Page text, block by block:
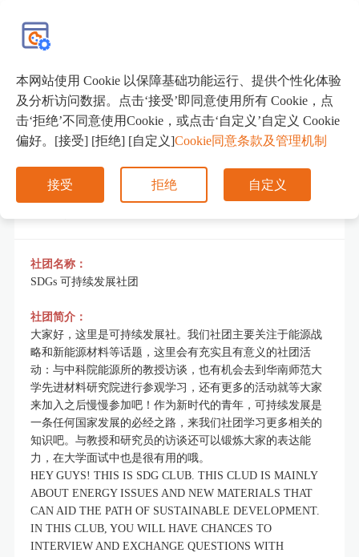
SDGs 可持续发展社团
社团名称：
SDGs 可持续发展社团
社团简介：
大家好，这里是可持续发展社。我们社团主要关注于能源战
略和新能源材料等话题，这里会有充实且有意义的社团活
动：与中科院能源所的教授访谈，也有机会去到华南师范大
学先进材料研究院进行参观学习，还有更多的活动就等大家
来加入之后慢慢参加吧！作为新时代的青年，可持续发展是
一条任何国家发展的必经之路，来我们社团学习更多相关的
知识吧。与教授和研究员的访谈还可以锻炼大家的表达能
力，在大学面试中也是很有用的哦。
HEY GUYS! THIS IS SDG CLUB. THIS CLUD IS MAINLY
ABOUT ENERGY ISSUES AND NEW MATERIALS THAT
CAN AID THE PATH OF SUSTAINABLE DEVELOPMENT.
IN THIS CLUB, YOU WILL HAVE CHANCES TO
INTERVIEW AND EXCHANGE QUESTIONS WITH
本网站使用 Cookie 以保障基础功能运行、提供个性化体验
及分析访问数据。点击‘接受’即同意使用所有 Cookie，点
击‘拒绝’不同意使用Cookie，或点击‘自定义’自定义 Cookie
偏好。[接受] [拒绝] [自定义]Cookie同意条款及管理机制
接受 拒绝 自定义